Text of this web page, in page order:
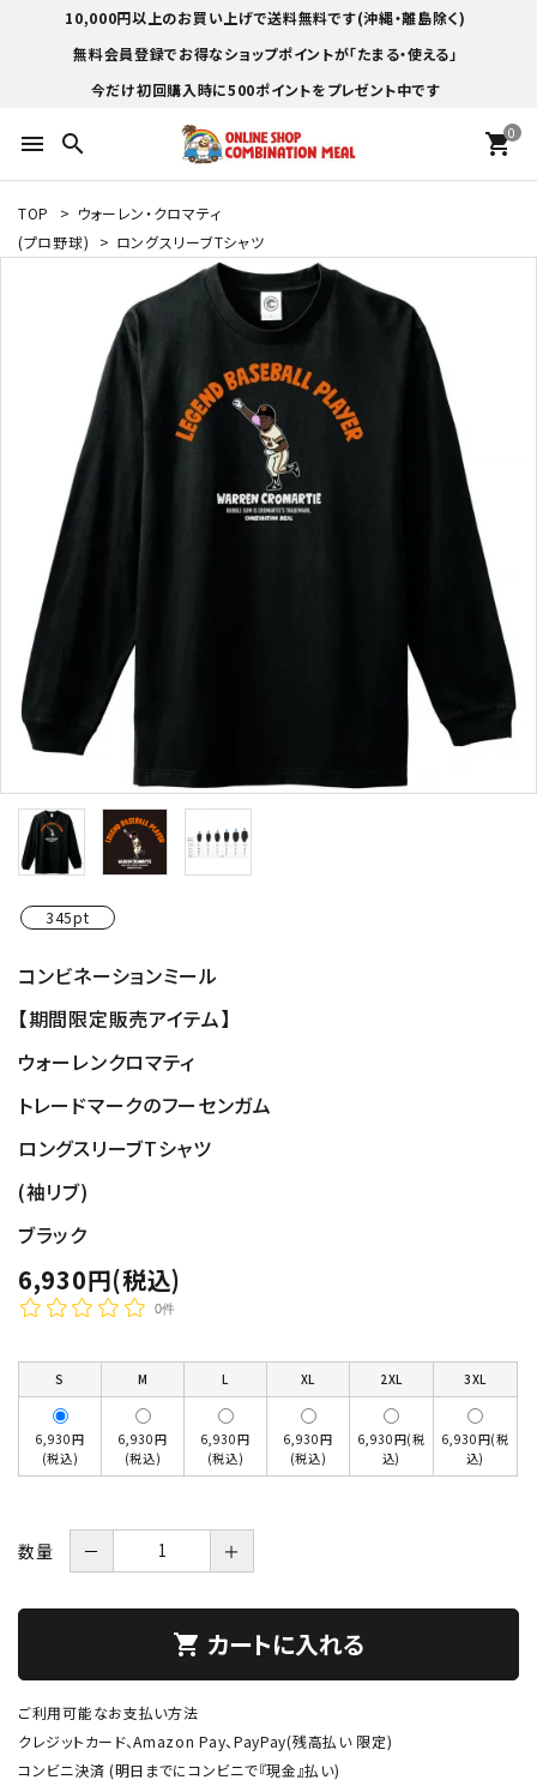
10,000円以上のお買い上げで送料無料です(沖縄・離島除く)
無料会員登録でお得なショップポイントが「たまる・使える」
今だけ初回購入時に500ポイントをプレゼント中です
menu search 0
shopping_cart
TOP > ウォーレン・クロマティ
(プロ野球)
> ロングスリーブTシャツ
345pt
コンビネーションミール
【期間限定販売アイテム】
ウォーレンクロマティ
トレードマークのフーセンガム
ロングスリーブTシャツ
(袖リブ)
ブラック
6,930円(税込)
0件
S M L XL 2XL 3XL
6,930円
(税込)
6,930円
(税込)
6,930円
(税込)
6,930円
(税込)
6,930円(税
込)
6,930円(税
込)
数量 － ＋
shopping_cart カートに入れる
ご利用可能なお支払い方法
クレジットカード、Amazon Pay、PayPay(残高払い 限定)
コンビニ決済 (明日までにコンビニで『現金』払い)